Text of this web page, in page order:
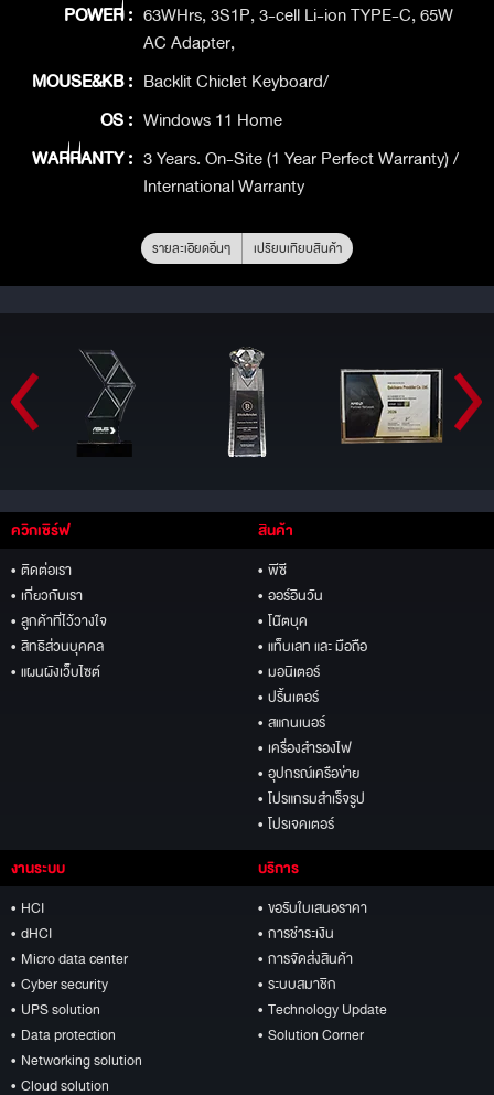
POWER : 63WHrs, 3S1P, 3-cell Li-ion TYPE-C, 65W
AC Adapter,
MOUSE&KB : Backlit Chiclet Keyboard/
OS : Windows 11 Home
WARRANTY : 3 Years. On-Site (1 Year Perfect Warranty) /
International Warranty
รายละเอียดอื่นๆ เปรียบเทียบสินค้า
ควิกเซิร์ฟ
• ติดต่อเรา
• เกี่ยวกับเรา
• ลูกค้าที่ไว้วางใจ
• สิทธิส่วนบุคคล
• แผนผังเว็บไซต์
สินค้า
• พีซี
• ออร์อินวัน
• โน๊ตบุค
• แท็บเลท และ มือถือ
• มอนิเตอร์
• ปริ้นเตอร์
• สแกนเนอร์
• เครื่องสำรองไฟ
• อุปกรณ์เครือข่าย
• โปรแกรมสำเร็จรูป
• โปรเจคเตอร์
งานระบบ
• HCI
• dHCI
• Micro data center
• Cyber security
• UPS solution
• Data protection
• Networking solution
• Cloud solution
บริการ
• ขอรับใบเสนอราคา
• การชำระเงิน
• การจัดส่งสินค้า
• ระบบสมาชิก
• Technology Update
• Solution Corner